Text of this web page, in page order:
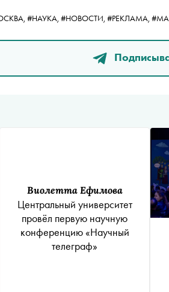
#НАУКА, #НОВОСТИ, #РЕКЛАМА,
Виолетта Ефимова
Центральный университет
провёл первую научную
конференцию «Научный
телеграф»